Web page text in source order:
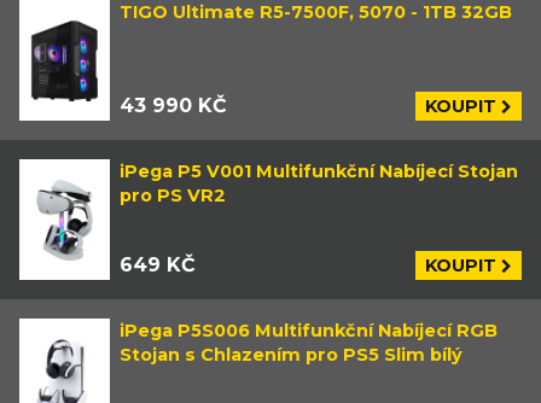
TIGO Ultimate R5-7500F, 5070 - 1TB 32GB
43 990 KČ KOUPIT
iPega P5 V001 Multifunkční Nabíjecí Stojan
pro PS VR2
649 KČ KOUPIT
iPega P5S006 Multifunkční Nabíjecí RGB
Stojan s Chlazením pro PS5 Slim bílý